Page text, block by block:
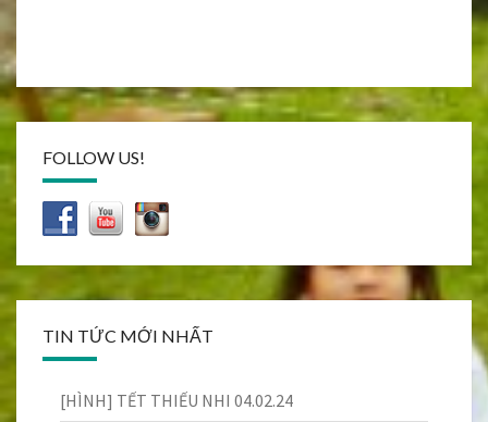
FOLLOW US!
TIN TỨC MỚI NHẤT
[HÌNH] TẾT THIẾU NHI 04.02.24